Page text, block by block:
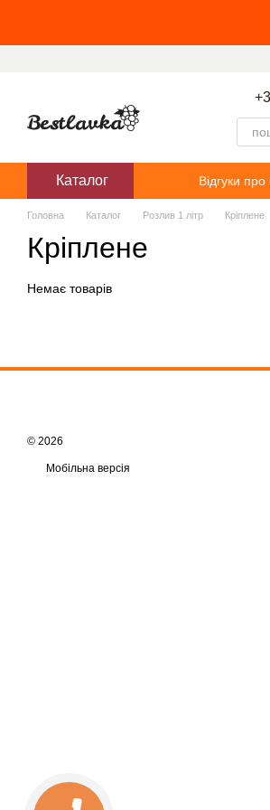
Каталог Відгуки
Головна Каталог Розлив 1 літр Кріплене
Кріплене
Немає товарів
© 2026
Мобільна версія